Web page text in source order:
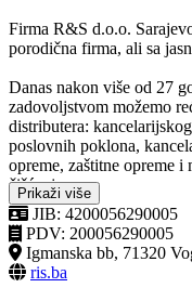
Firma R&S d.o.o.
porodična firma, ali sa
Danas nakon više od 27
zadovoljstvom možemo
distributera:
poslovnih poklona,
opreme, zaštitne opreme i
čišćenje.
Prikaži više
JIB: 4200056290005
PDV: 200056290005
Igmanska bb, 71320
ris.ba